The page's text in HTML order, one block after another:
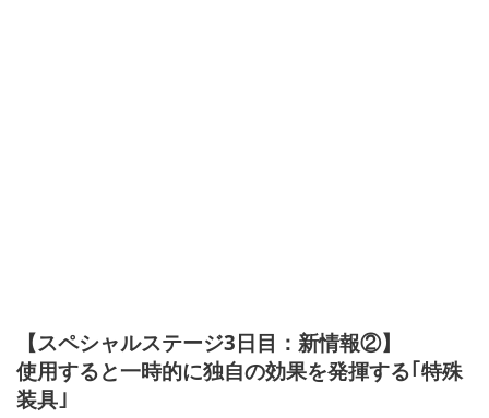
【スペシャルステージ3日目：新情報②】
使用すると一時的に独自の効果を発揮する｢特殊
装具｣